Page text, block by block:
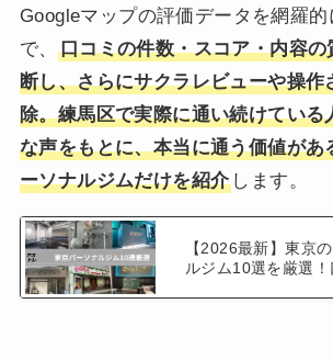
Googleマップの評価データを網羅
で、
口コミの件数・スコア・内容
断し、さらにサクラレビューや操作
除。練馬区で実際に通い続けている
な声をもとに、本当に通う価値があ
ーソナルジムだけを紹介 します。
【2026最新】東京
ルジム10選を厳選！